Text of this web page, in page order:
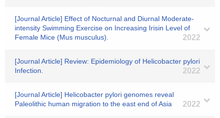
[Journal Article] Effect of Nocturnal and Diurnal Moderate-
intensity Swimming Exercise on Increasing Irisin Level of
Female Mice (Mus musculus).
2022
[Journal Article] Review: Epidemiology of Helicobacter pylori
Infection.
2022
[Journal Article] Helicobacter pylori genomes reveal
Paleolithic human migration to the east end of Asia
2022